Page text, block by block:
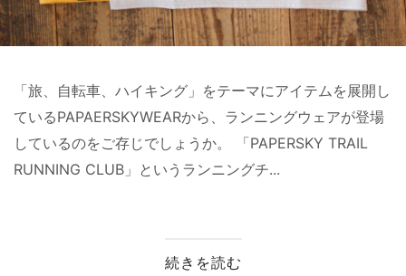
「旅、自転車、ハイキング」をテーマにアイテムを展開し
ているPAPAERSKYWEARから、ランニングウェアが登場
しているのをご存じでしょうか。 「PAPERSKY TRAIL
RUNNING CLUB」というランニングチ...
続きを読む